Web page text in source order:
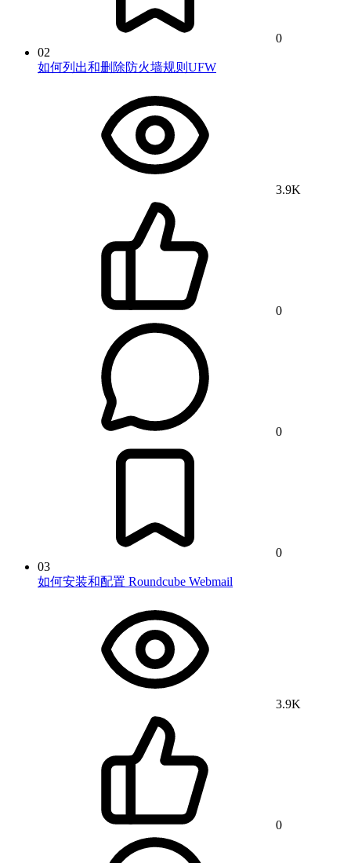
0
02
如何列出和删除防火墙规则UFW
3.9K
0
0
0
03
如何安装和配置 Roundcube Webmail
3.9K
0